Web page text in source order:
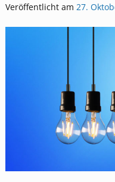
Veröffentlicht am 27.